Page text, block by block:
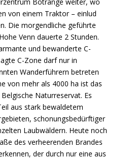
von einem Traktor – einlud
Die morgendliche geführte
Venn dauerte 2 Stunden.
und bewanderte C-
C-Zone darf nur in
Wanderführern betreten
von mehr als 4000 ha ist das
Naturreservat. Es
aus stark bewaldetem
schonungsbedürftiger
Laubwäldern. Heute noch
des verheerenden Brandes
der durch nur eine aus